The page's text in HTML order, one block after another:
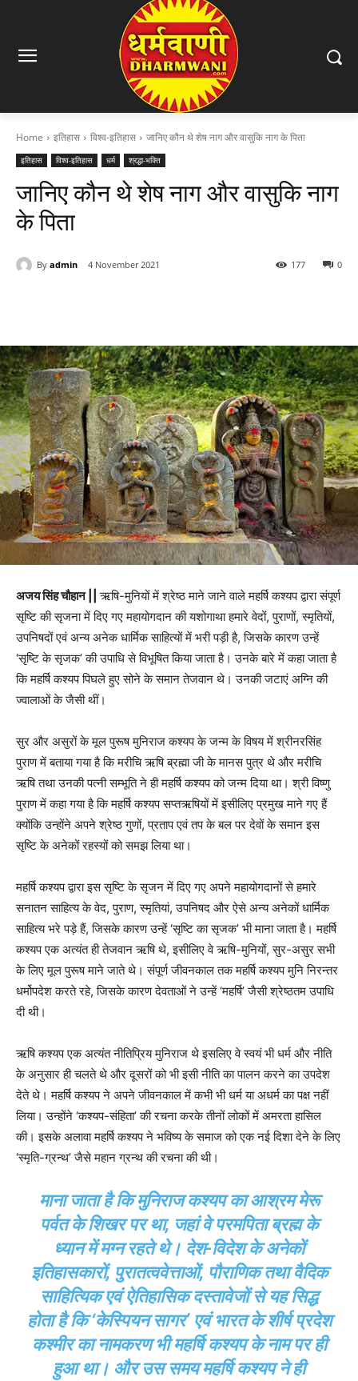
Home इतिहास विश्व-इतिहास जानिए कौन थे शेष नाग और वासुकि नाग के पिता
इतिहास विश्व-इतिहास धर्म श्रद्धा-भक्ति
जानिए कौन थे शेष नाग और वासुकि नाग
के पिता
By admin 4 November 2021 0
177
अजय सिंह चौहान ||ऋषि-मुनियों में श्रेष्ठ माने जाने वाले महर्षि कश्यप द्वारा संपूर्ण
सृष्टि की सृजना में दिए गए महायोगदान की यशोगाथा हमारे वेदों, पुराणों, स्मृतियों,
उपनिषदों एवं अन्य अनेक धार्मिक साहित्यों में भरी पड़ी है, जिसके कारण उन्हें
‘सृष्टि के सृजक’ की उपाधि से विभूषित किया जाता है। उनके बारे में कहा जाता है
कि महर्षि कश्यप पिघले हुए सोने के समान तेजवान थे। उनकी जटाएं अग्नि की
ज्वालाओं के जैसी थीं।
सुर और असुरों के मूल पुरूष मुनिराज कश्यप के जन्म के विषय में श्रीनरसिंह
पुराण में बताया गया है कि मरीचि ऋषि ब्रह्मा जी के मानस पुत्र थे और मरीचि
ऋषि तथा उनकी पत्नी सम्भूति ने ही महर्षि कश्यप को जन्म दिया था। श्री विष्णु
पुराण में कहा गया है कि महर्षि कश्यप सप्तऋषियों में इसीलिए प्रमुख माने गए हैं
क्योंकि उन्होंने अपने श्रेष्ठ गुणों, प्रताप एवं तप के बल पर देवों के समान इस
सृष्टि के अनेकों रहस्यों को समझ लिया था।
महर्षि कश्यप द्वारा इस सृष्टि के सृजन में दिए गए अपने महायोगदानों से हमारे
सनातन साहित्य के वेद, पुराण, स्मृतियां, उपनिषद और ऐसे अन्य अनेकों धार्मिक
साहित्य भरे पड़े हैं, जिसके कारण उन्हें ‘सृष्टि का सृजक’ भी माना जाता है। महर्षि
कश्यप एक अत्यंत ही तेजवान ऋषि थे, इसीलिए वे ऋषि-मुनियों, सुर-असुर सभी
के लिए मूल पुरूष माने जाते थे। संपूर्ण जीवनकाल तक महर्षि कश्यप मुनि निरन्तर
धर्मोपदेश करते रहे, जिसके कारण देवताओं ने उन्हें ‘महर्षि’ जैसी श्रेष्ठतम उपाधि
दी थी।
ऋषि कश्यप एक अत्यंत नीतिप्रिय मुनिराज थे इसलिए वे स्वयं भी धर्म और नीति
के अनुसार ही चलते थे और दूसरों को भी इसी नीति का पालन करने का उपदेश
देते थे। महर्षि कश्यप ने अपने जीवनकाल में कभी भी धर्म या अधर्म का पक्ष नहीं
लिया। उन्होंने ‘कश्यप-संहिता’ की रचना करके तीनों लोकों में अमरता हासिल
की। इसके अलावा महर्षि कश्यप ने भविष्य के समाज को एक नई दिशा देने के लिए
‘स्मृति-ग्रन्थ’ जैसे महान ग्रन्थ की रचना की थी।
माना जाता है कि मुनिराज कश्यप का आश्रम मेरू
पर्वत के शिखर पर था, जहां वे परमपिता ब्रह्म के
ध्यान में मग्न रहते थे। देश-विदेश के अनेकों
इतिहासकारों, पुरातत्ववेत्ताओं, पौराणिक तथा वैदिक
साहित्यिक एवं ऐतिहासिक दस्तावेजों से यह सिद्ध
होता है कि ‘केस्पियन सागर’ एवं भारत के शीर्ष प्रदेश
कश्मीर का नामकरण भी महर्षि कश्यप के नाम पर ही
हुआ था। और उस समय महर्षि कश्यप ने ही